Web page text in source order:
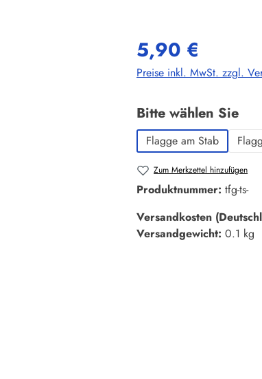
5,90 €
Preise inkl. MwSt. zzgl.
Bitte wählen Sie
Flagge am Stab
Zum Merkzettel hinzufügen
Produktnummer: tfg-ts-
Versandkosten
Versandgewicht: 0.1 kg